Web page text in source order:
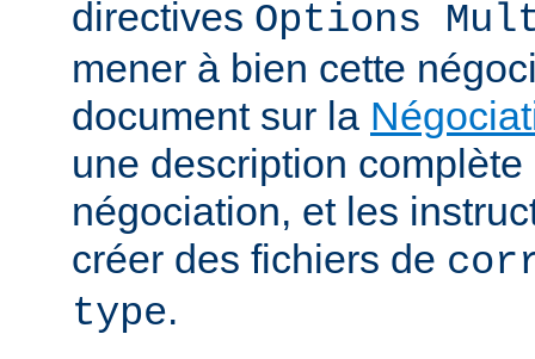
directives Options
mener à bien cette
document sur la
une description
négociation, et les
créer des fichiers de
type.